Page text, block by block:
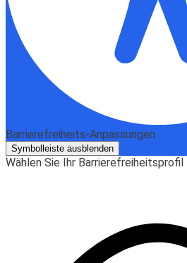
Barrierefreiheits-Anpassungen
Symbolleiste ausblenden
Wählen Sie Ihr Barrierefreiheitsprofil